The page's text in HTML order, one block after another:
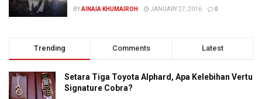
BYAINAIA KHUMAIROH JANUARY 27, 2016 0
Trending Comments Latest
Setara Tiga Toyota Alphard, Apa Kelebihan Vertu
Signature Cobra?